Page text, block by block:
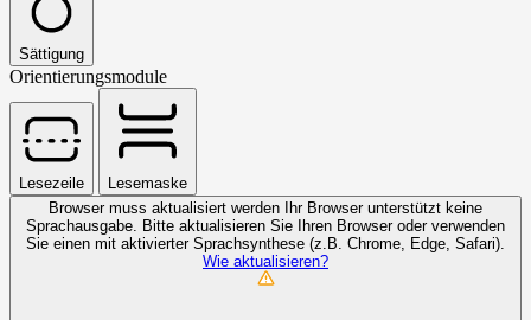
Sättigung
Orientierungsmodule
Lesezeile
Lesemaske
Browser muss aktualisiert werden
Ihr Browser unterstützt keine
Sprachausgabe. Bitte aktualisieren Sie Ihren Browser oder verwenden
Sie einen mit aktivierter Sprachsynthese (z.B. Chrome, Edge, Safari).
Wie aktualisieren?